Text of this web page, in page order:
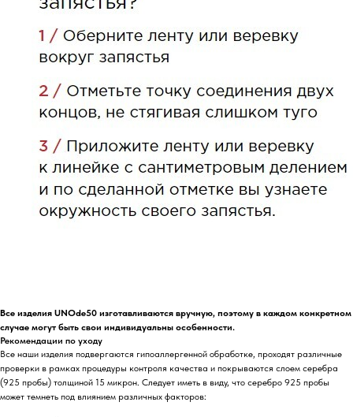
Все изделия UNOde50 изготавливаются вручную, поэтому в каждом конкретном
случае могут быть свои индивидуальны особенности.
Рекомендации по уходу
Все наши изделия подвергаются гипоаллергенной обработке, проходят различные
проверки в рамках процедуры контроля качества и покрываются слоем серебра
(925 пробы) толщиной 15 микрон. Следует иметь в виду, что серебро 925 пробы
может темнеть под влиянием различных факторов: